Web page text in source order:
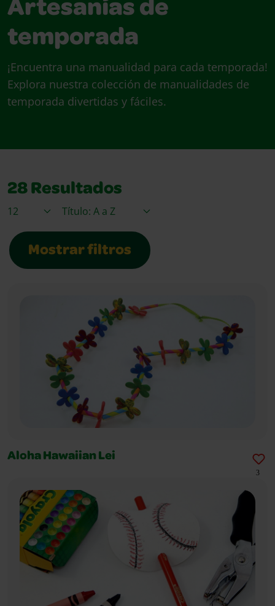
Artesanías de
temporada
¡Encuentra una manualidad para cada temporada!
Explora nuestra colección de manualidades de
temporada divertidas y fáciles.
28 Resultados
Elementos / Página
Ordenar por
Mostrar filtros
Aloha Hawaiian Lei
3